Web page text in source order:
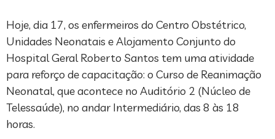
Hoje, dia 17, os enfermeiros do Centro Obstétrico,
Unidades Neonatais e Alojamento Conjunto do
Hospital Geral Roberto Santos tem uma atividade
para reforço de capacitação: o Curso de Reanimação
Neonatal, que acontece no Auditório 2 (Núcleo de
Telessaúde), no andar Intermediário, das 8 às 18
horas.